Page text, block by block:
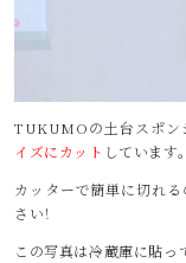
TUKUMOの土台スポン
イズにカット しています。
カッターで簡単に切れ
さい！
この写真は冷蔵庫に貼っ